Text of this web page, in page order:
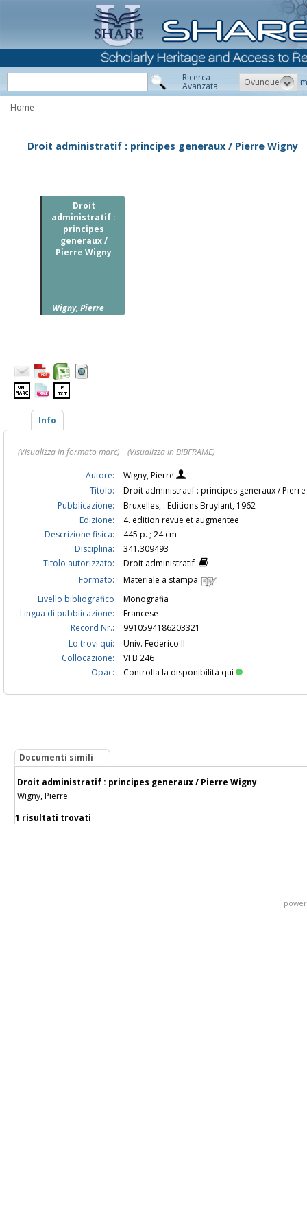
Ricerca
Avanzata Ovunque
Home
Droit administratif : principes generaux / Pierre Wigny
Droit
administratif :
principes
generaux /
Pierre Wigny
Wigny, Pierre
Info
(Visualizza in formato marc)
(Visualizza in BIBFRAME)
Autore:
Wigny, Pierre
Titolo:
Droit administratif : principes generaux /
Pubblicazione:
Bruxelles, : Editions Bruylant, 1962
Edizione:
4. edition revue et augmentee
Descrizione fisica:
445 p. ; 24 cm
Disciplina:
341.309493
Titolo autorizzato:
Droit administratif
Formato:
Materiale a stampa
Livello bibliografico
Monografia
Lingua di pubblicazione:
Francese
Record Nr.:
9910594186203321
Lo trovi qui:
Univ. Federico II
Collocazione:
VI B 246
Opac:
Controlla la disponibilità qui
Documenti simili
Droit administratif : principes generaux / Pierre Wigny
Wigny, Pierre
1 risultati trovati